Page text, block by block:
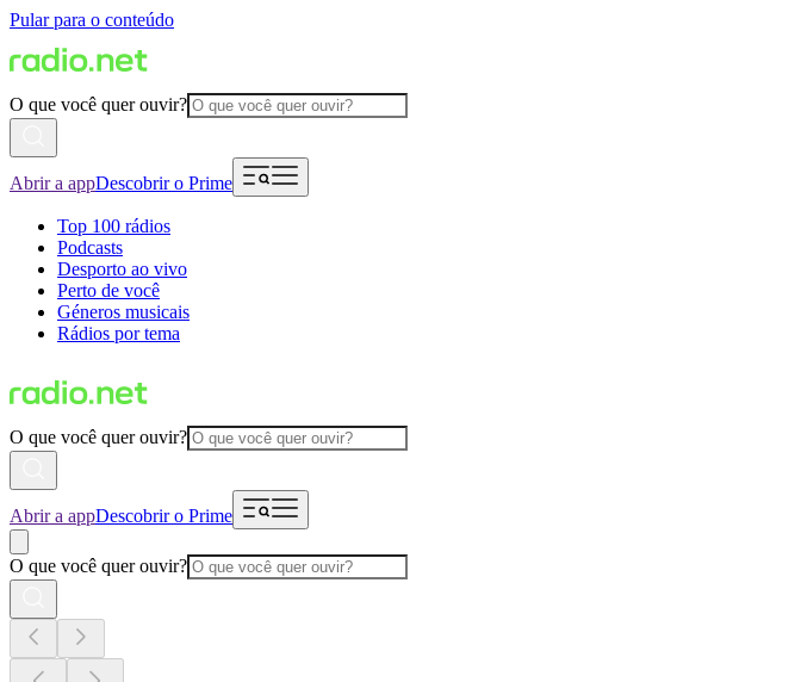
Pular para o conteúdo
O que você quer ouvir?
Abrir a appDescobrir o Prime
Top 100 rádios
Podcasts
Desporto ao vivo
Perto de você
Géneros musicais
Rádios por tema
O que você quer ouvir?
Abrir a appDescobrir o Prime
O que você quer ouvir?